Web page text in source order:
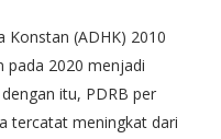
Konstan (ADHK) 2010
pada 2020 menjadi
itu, PDRB per
tercatat meningkat dari